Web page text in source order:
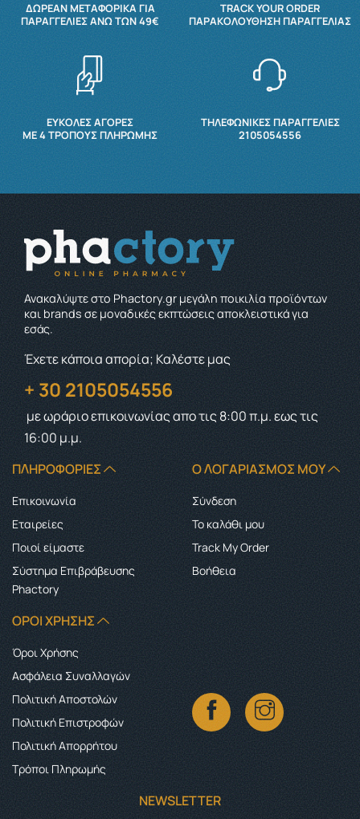
ΔΩΡΕΆΝ ΜΕΤΑΦΟΡΙΚΆ ΓΙΑ
ΠΑΡΑΓΓΕΛΊΕΣ ΆΝΩ ΤΩΝ 49€
TRACK YOUR ORDER
ΠΑΡΑΚΟΛΟΎΘΗΣΗ ΠΑΡΑΓΓΕΛΊΑΣ
ΕΥΚΟΛΕΣ ΑΓΟΡΕΣ
ΜΕ 4 ΤΡΌΠΟΥΣ ΠΛΗΡΩΜΉΣ
ΤΗΛΕΦΩΝΙΚΕΣ ΠΑΡΑΓΓΕΛΙΕΣ
2105054556
Ανακαλύψτε στο Phactory.gr μεγάλη ποικιλία προϊόντων
και brands σε μοναδικές εκπτώσεις αποκλειστικά για
εσάς.
Έχετε κάποια απορία; Καλέστε μας
+ 30 2105054556
με ωράριο επικοινωνίαςαπο τις 8:00 π.μ. εως τις
16:00 μ.μ.
ΠΛΗΡΟΦΟΡΊΕΣ
Επικοινωνία
Εταιρείες
Ποιοί είμαστε
Σύστημα Επιβράβευσης
Phactory
Ο ΛΟΓΑΡΙΑΣΜΌΣ ΜΟΥ
Σύνδεση
Το καλάθι μου
Track My Order
Boήθεια
ΌΡΟΙ ΧΡΉΣΗΣ
Όροι Χρήσης
Ασφάλεια Συναλλαγών
Πολιτική Αποστολών
Πολιτική Επιστροφών
Πολιτική Απορρήτου
Τρόποι Πληρωμής
NEWSLETTER